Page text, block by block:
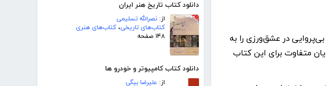
دانلود کتاب تاریخ هنر ایران
از: نصرالله تسلیمی
کتاب‌های تاریخی، کتاب‌های هنری
۱۴۸ صفحه
دانلود کتاب کامپیوتر و خودرو ها
از: علیرضا بیگی
در عشق‌ورزی را به
متفاوت برای این کتاب